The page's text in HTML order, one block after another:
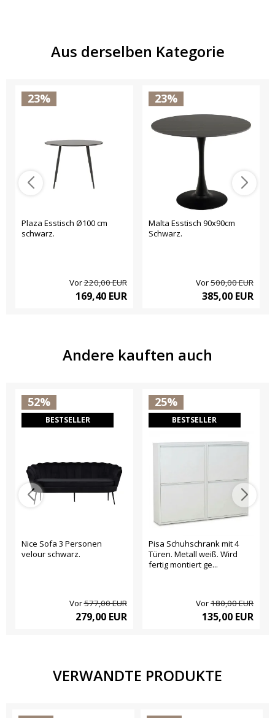
Aus derselben Kategorie
23%
Plaza Esstisch Ø100 cm
schwarz.
Vor220,00 EUR
169,40 EUR
23%
Malta Esstisch 90x90cm
Schwarz.
Vor500,00 EUR
385,00 EUR
Andere kauften auch
52%
BESTSELLER
Nice Sofa 3 Personen
velour schwarz.
Vor577,00 EUR
279,00 EUR
25%
BESTSELLER
Pisa Schuhschrank mit 4
Türen. Metall weiß. Wird
fertig montiert ge...
Vor180,00 EUR
135,00 EUR
VERWANDTE PRODUKTE